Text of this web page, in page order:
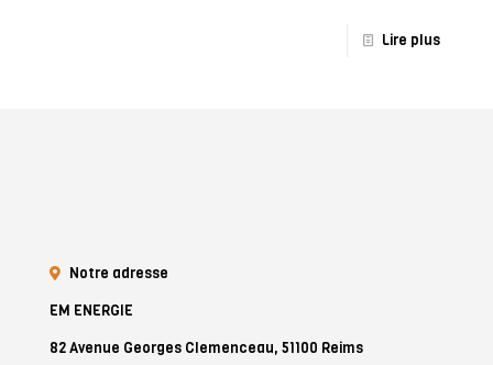
Lire plus
Notre adresse
EM ENERGIE
82 Avenue Georges Clemenceau, 51100 Reims